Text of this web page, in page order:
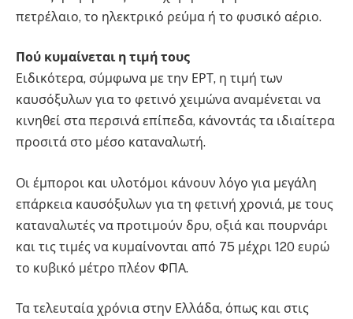
πετρέλαιο, το ηλεκτρικό ρεύμα ή το φυσικό αέριο.
Πού κυμαίνεται η τιμή τους
Ειδικότερα, σύμφωνα με την ΕΡΤ, η τιμή των
καυσόξυλων για το φετινό χειμώνα αναμένεται να
κινηθεί στα περσινά επίπεδα, κάνοντάς τα ιδιαίτερα
προσιτά στο μέσο καταναλωτή.
Οι έμποροι και υλοτόμοι κάνουν λόγο για μεγάλη
επάρκεια καυσόξυλων για τη φετινή χρονιά, με τους
καταναλωτές να προτιμούν δρυ, οξιά και πουρνάρι
και τις τιμές να κυμαίνονται από 75 μέχρι 120 ευρώ
το κυβικό μέτρο πλέον ΦΠΑ.
Τα τελευταία χρόνια στην Ελλάδα, όπως και στις